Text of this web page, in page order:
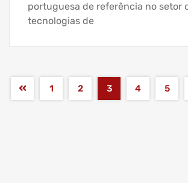
portuguesa de referência no setor
tecnologias de
1 2 3 4 5